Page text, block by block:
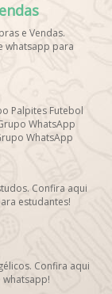
e Vendas.
whatsapp para
Palpites Futebol
WhatsApp
WhatsApp
do Time]
Grátis, Grupo
Futebol Ao
de Esporte
Futebol, Link Grupo
NBA,
Confira aqui
estudantes!
Confira aqui